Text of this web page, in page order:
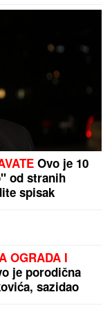
U
BUREKE"
više da ćuti,
Stankoviću i
titulu bivšeg
STANIJA ĆE
Stanić o
i
evra,